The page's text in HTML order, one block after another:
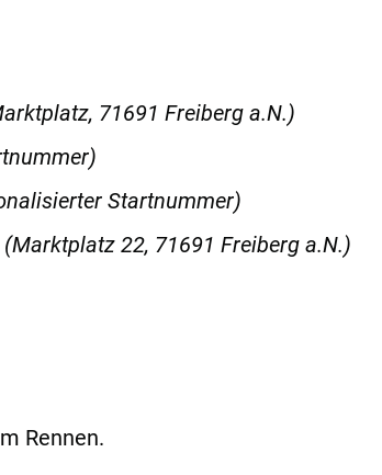
71691 Freiberg a.N.)
Startnummer)
(Marktplatz 22, 71691 Freiberg a.N.)
Rennen.